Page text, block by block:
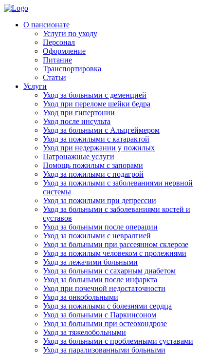
Skip
content
Родительская Усадьба
Пансионат для пожилых людей «Родительская усадьба»
О пансионате
Услуги по уходу
Персонал
Оформление
Питание
Транспортировка
Статьи
Услуги
Уход за больными с деменцией
Уход при переломе шейки бедра
Уход при гипертонии
Уход после инсульта
Уход за больными с Альцгеймером
Уход за пожилыми с катарактой
Уход при недержании у пожилых
Патронажные услуги
Помощь пожилым с запорами
Уход за пожилыми с подагрой
Уход за пожилыми с заболеваниями нервной
системы
Уход за пожилыми при депрессии
Уход за больными с заболеваниями костей и
суставов
Уход за больными после операции
Уход за пожилыми с невралгией
Уход за больными при рассеянном склерозе
Уход за пожилым человеком с пролежнями
Уход за лежачими больными
Уход за больными с сахарным диабетом
Уход за больными после инфаркта
Уход при почечной недостаточности
Уход за онкобольными
Уход за пожилыми с болезнями сердца
Уход за больными с Паркинсоном
Уход за больными при остеохондрозе
Уход за тяжелобольными
Уход за больными с проблемными суставами
Уход за парализованными больными